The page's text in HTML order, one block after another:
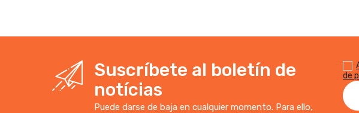
Suscríbete al boletín de
notícias
Puede darse de baja en cualquier momento. Para ello,
de